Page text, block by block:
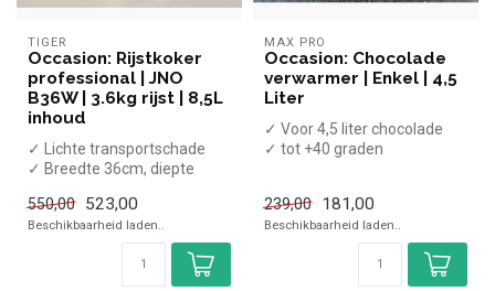
TIGER
Occasion: Rijstkoker
professional | JNO
B36W | 3.6kg rijst | 8,5L
inhoud
✓ Lichte transportschade
✓ Breedte 36cm, diepte
✓ 230 Vo...
550,00 523,00
Beschikbaarheid laden..
MAX PRO
Occasion: Chocolade
verwarmer | Enkel | 4,5
Liter
✓ Voor 4,5 liter chocolade
✓ tot +40 graden
239,00
181,00
Beschikbaarheid laden..